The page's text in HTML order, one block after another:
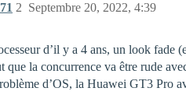
Septembre 20, 2022, 4:39
2
d’il y a 4 ans, un look fade
que la concurrence va être rude
d’OS, la Huawei GT3 Pro